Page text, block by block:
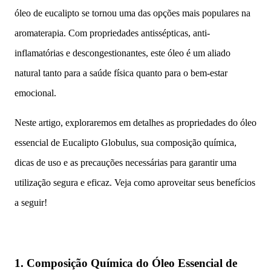
óleo de eucalipto se tornou uma das opções mais populares na
aromaterapia. Com propriedades antissépticas, anti-
inflamatórias e descongestionantes, este óleo é um aliado
natural tanto para a saúde física quanto para o bem-estar
emocional.
Neste artigo, exploraremos em detalhes as propriedades do óleo
essencial de Eucalipto Globulus, sua composição química,
dicas de uso e as precauções necessárias para garantir uma
utilização segura e eficaz. Veja como aproveitar seus benefícios
a seguir!
1. Composição Química do Óleo Essencial de